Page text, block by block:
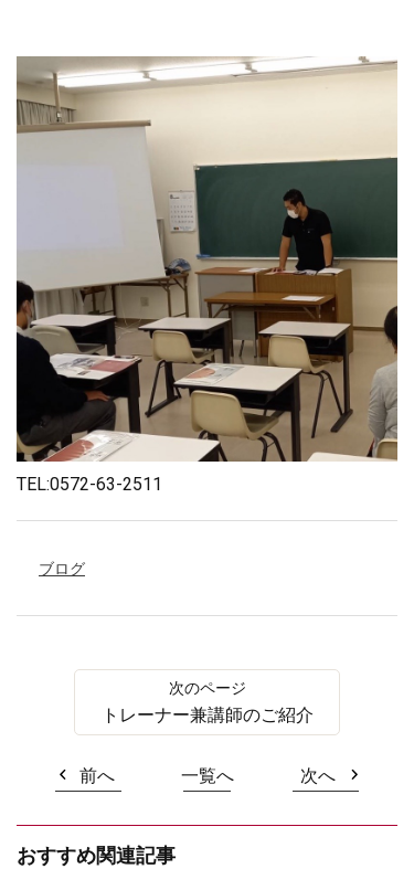
TEL:0572-63-2511
ブログ
トレーナー兼講師のご紹介
前へ 一覧へ 次へ
おすすめ関連記事